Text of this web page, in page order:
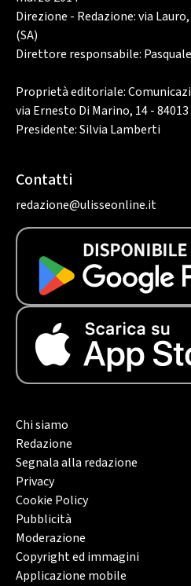
Direzione - Redazione: via
(SA)
Direttore responsabile:
Proprietà editoriale:
via Ernesto Di Marino, 14 - 84013
Presidente: Silvia Lamberti
Contatti
redazione@ulisseonline.it
Chi siamo
Redazione
Segnala alla redazione
Privacy
Cookie Policy
Pubblicità
Moderazione
Copyright ed immagini
Applicazione mobile